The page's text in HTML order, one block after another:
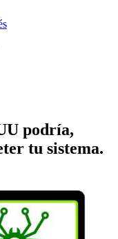
podría,
tu sistema.